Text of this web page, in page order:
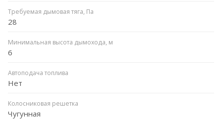
Требуемая дымовая тяга, Па
28
Минимальная высота дымохода, м
6
Автоподача топлива
Нет
Колосниковая решетка
Чугунная